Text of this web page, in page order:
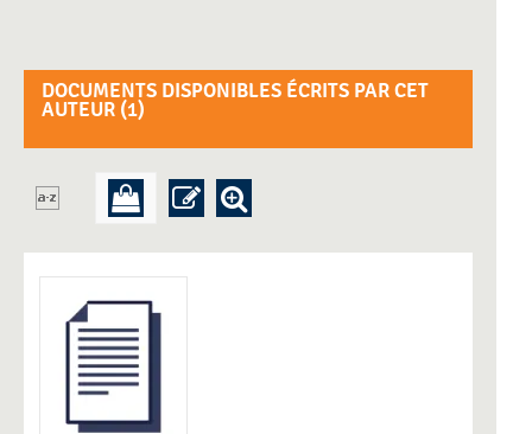
DOCUMENTS DISPONIBLES ÉCRITS PAR CET
AUTEUR (1)